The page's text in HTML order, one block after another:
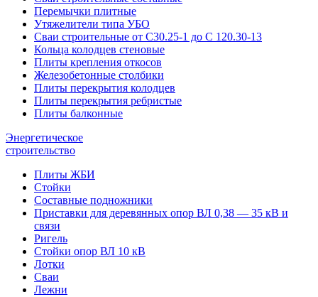
Перемычки плитные
Утяжелители типа УБО
Сваи строительные от С30.25-1 до С 120.30-13
Кольца колодцев стеновые
Плиты крепления откосов
Железобетонные столбики
Плиты перекрытия колодцев
Плиты перекрытия ребристые
Плиты балконные
Энергетическое
строительство
Плиты ЖБИ
Стойки
Составные подножники
Приставки для деревянных опор ВЛ 0,38 — 35 кВ и
связи
Ригель
Стойки опор ВЛ 10 кВ
Лотки
Сваи
Лежни